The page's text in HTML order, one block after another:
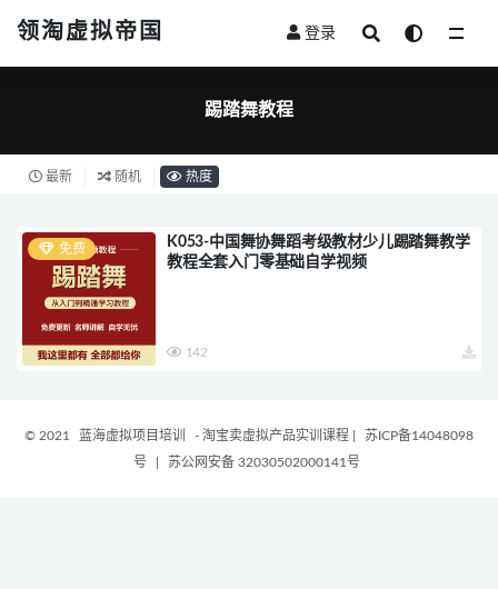
领淘虚拟帝国 登录
踢踏舞教程
最新 随机 热度
免费
K053-中国舞协舞蹈考级教材少儿踢踏舞教学
教程全套入门零基础自学视频
142
© 2021 蓝海虚拟项目培训 - 淘宝卖虚拟产品实训课程
苏ICP备14048098
号
苏公网安备 32030502000141号